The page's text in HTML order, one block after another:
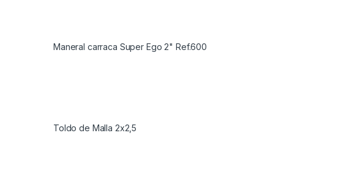
Maneral carraca Super Ego 2" Ref.600
Toldo de Malla 2x2,5